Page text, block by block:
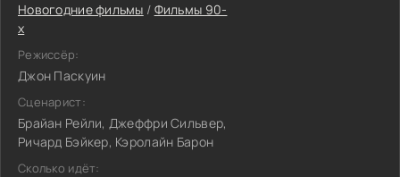
Новогодние фильмы / Фильмы 90-
х
Режиссёр:
Джон Паскуин
Сценарист:
Брайан Рейли, Джеффри Сильвер,
Ричард Бэйкер, Кэролайн Барон
Сколько идёт: